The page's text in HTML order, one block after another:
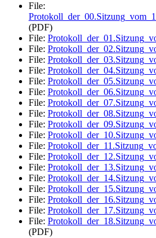
File:
(PDF)
File:
File:
File:
File:
File:
File:
File:
File:
File:
File:
File:
File:
File:
File:
File:
File:
File:
File:
(PDF)